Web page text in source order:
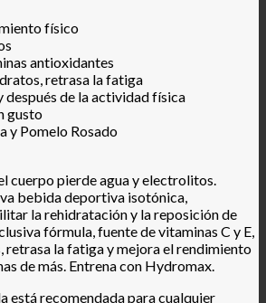
físico
antioxidantes
retrasa la fatiga
después de la actividad física
gusto
y Pomelo Rosado
cuerpo pierde agua y electrolitos.
bebida deportiva isotónica,
la rehidratación y la reposición de
fórmula, fuente de vitaminas C y E,
la fatiga y mejora el rendimiento
de más. Entrena con Hydromax.
está recomendada para cualquier